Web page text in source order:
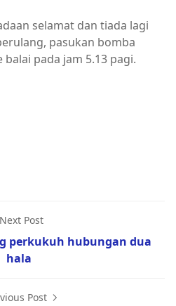
selamat dan tiada lagi
pasukan bomba
pada jam 5.13 pagi.
Next Post
perkukuh hubungan dua
hala
Post